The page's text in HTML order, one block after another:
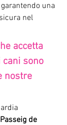
una
nel
accetta
sono
nostre
Passeig de